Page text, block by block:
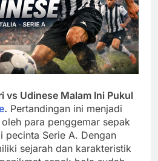
vs Udinese Malam Ini Pukul
. Pertandingan ini menjadi
para penggemar sepak
pecinta Serie A. Dengan
sejarah dan karakteristik